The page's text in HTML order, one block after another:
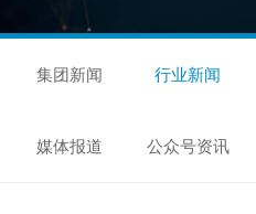
研发优势 管理优势 品质优势
集万草® 完美宜生® 抖抖舒®
集团新闻 行业新闻
媒体报道 公众号资讯